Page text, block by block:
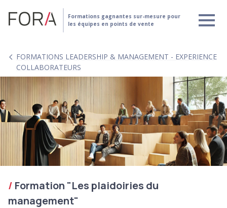
Formations gagnantes sur-mesure pour
les équipes en points de vente
FORMATIONS LEADERSHIP & MANAGEMENT - EXPERIENCE
COLLABORATEURS
Formation "Les plaidoiries du
management"